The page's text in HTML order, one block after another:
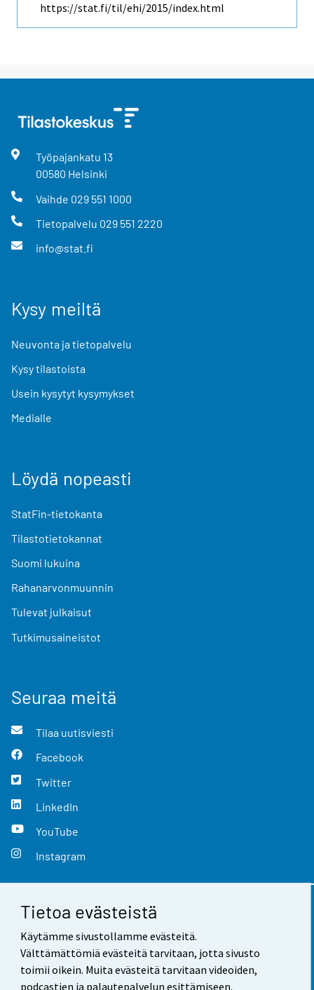
Tietoa evästeistä
Käytämme sivustollamme evästeitä.
Välttämättömiä evästeitä tarvitaan, jotta sivusto
toimii oikein. Muita evästeitä tarvitaan videoiden,
podcastien ja palautepalvelun esittämiseen.
https://stat.fi/til/ehi/2015/index.html
Työpajankatu 13
00580 Helsinki
Vaihde 029 551 1000
Tietopalvelu 029 551 2220
info@stat.fi
Kysy meiltä
Neuvonta ja tietopalvelu
Kysy tilastoista
Usein kysytyt kysymykset
Medialle
Löydä nopeasti
StatFin-tietokanta
Tilastotietokannat
Suomi lukuina
Rahanarvonmuunnin
Tulevat julkaisut
Tutkimusaineistot
Seuraa meitä
Tilaa uutisviesti
Facebook
Twitter
LinkedIn
YouTube
Instagram
Yhteystiedot
Palaute
Käyttöehdot